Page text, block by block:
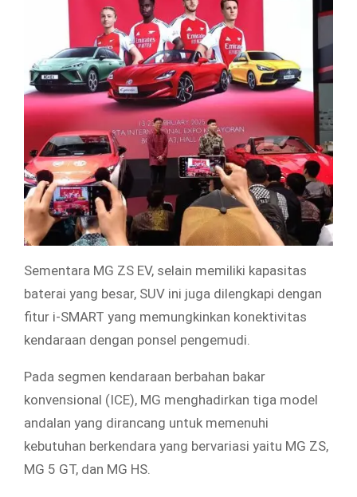
Sementara MG ZS EV, selain memiliki kapasitas
baterai yang besar, SUV ini juga dilengkapi dengan
fitur i-SMART yang memungkinkan konektivitas
kendaraan dengan ponsel pengemudi.
Pada segmen kendaraan berbahan bakar
konvensional (ICE), MG menghadirkan tiga model
andalan yang dirancang untuk memenuhi
kebutuhan berkendara yang bervariasi yaitu MG ZS,
MG 5 GT, dan MG HS.